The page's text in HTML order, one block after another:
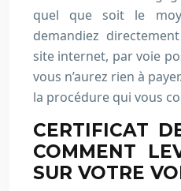
quel que soit le
demandiez
site internet, par voie
vous n’aurez rien à
la procédure qui vous
CERTIFICAT
COMMENT
SUR VOTRE